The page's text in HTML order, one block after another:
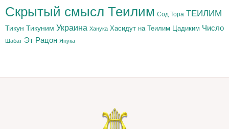
Скрытый смысл Теилим Сод Тора ТЕИЛИМ
Тикун Тикуним Украина Ханука Хасидут на Теилим Цадиким Число
Шабат Эт Рацон Янука